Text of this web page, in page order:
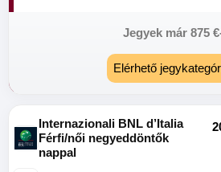
Jegyek már 875 €
Elérhető
Internazionali BNL d’Italia
Férfi/női negyeddöntők
nappal